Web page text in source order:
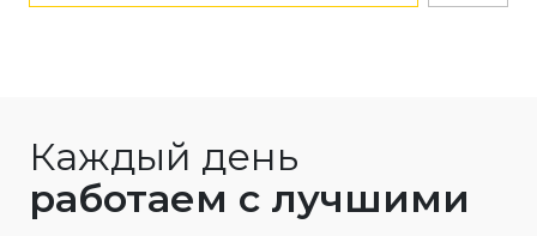
Каждый день
работаем с лучшими